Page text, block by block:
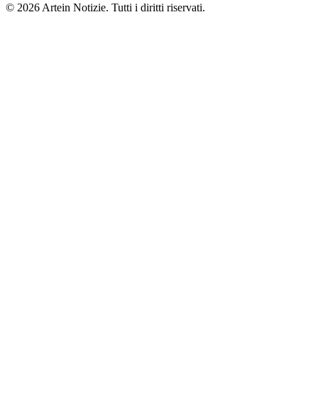
© 2026 Artein Notizie. Tutti i diritti riservati.